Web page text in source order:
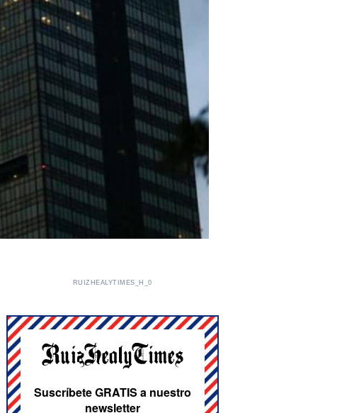
RUIZHEALYTIMES_H_0
Suscríbete GRATIS a nuestro
newsletter